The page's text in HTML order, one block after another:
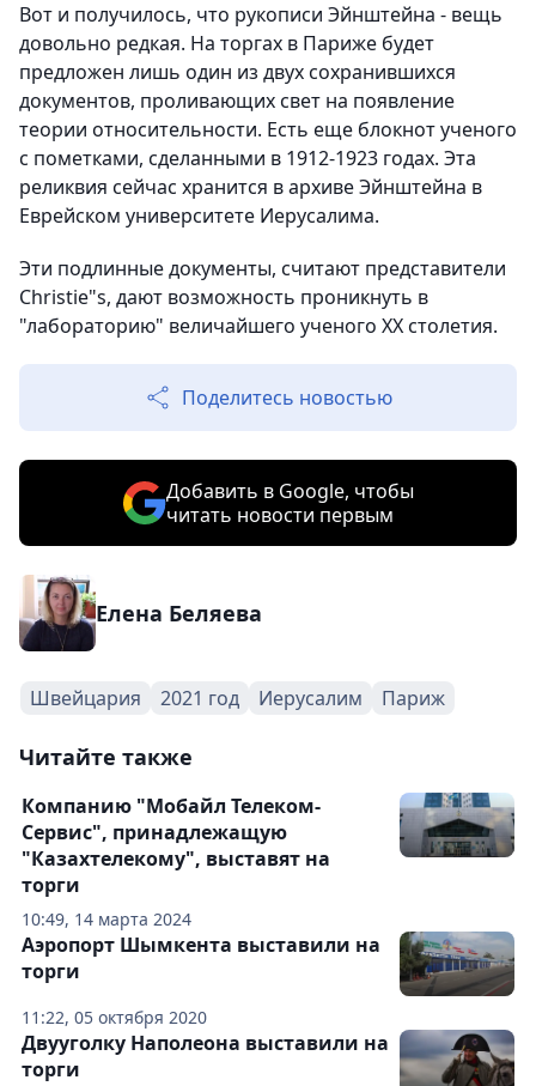
Вот и получилось, что рукописи Эйнштейна - вещь
довольно редкая. На торгах в Париже будет
предложен лишь один из двух сохранившихся
документов, проливающих свет на появление
теории относительности. Есть еще блокнот ученого
с пометками, сделанными в 1912-1923 годах. Эта
реликвия сейчас хранится в архиве Эйнштейна в
Еврейском университете Иерусалима.
Эти подлинные документы, считают представители
Christie"s, дают возможность проникнуть в
"лабораторию" величайшего ученого ХХ столетия.
Поделитесь новостью
Добавить в Google, чтобы
читать новости первым
Елена Беляева
Швейцария 2021 год Иерусалим Париж
Читайте также
10:49, 14 марта 2024
Компанию "Мобайл Телеком-
Сервис", принадлежащую
"Казахтелекому", выставят на
торги
11:22, 05 октября 2020
Аэропорт Шымкента выставили на
торги
Двууголку Наполеона выставили на
торги